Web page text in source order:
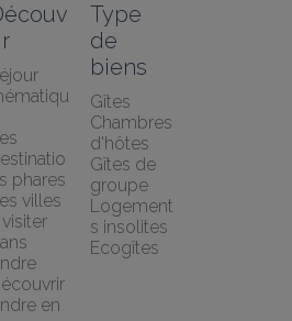
phares
villes
en
Type
de
biens
Gîtes
Chambres
d'hôtes
Gîtes de
groupe
Logement
s insolites
Ecogîtes